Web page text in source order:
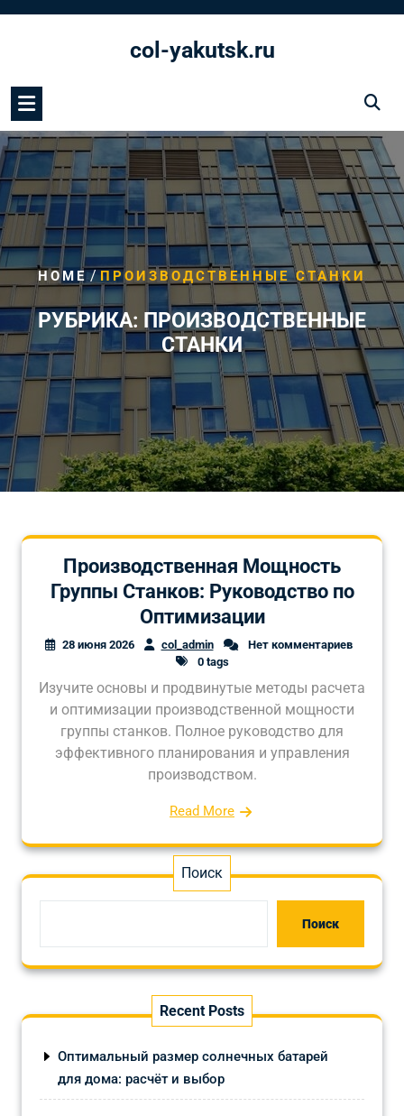
col-yakutsk.ru
HOME/ПРОИЗВОДСТВЕННЫЕ СТАНКИ
РУБРИКА: ПРОИЗВОДСТВЕННЫЕ
СТАНКИ
Производственная Мощность
Группы Станков: Руководство по
Оптимизации
28 июня 2026 col_admin
Нет комментариев
0 tags
Изучите основы и продвинутые методы расчета
и оптимизации производственной мощности
группы станков. Полное руководство для
эффективного планирования и управления
производством.
Read More
Поиск
Поиск
Recent Posts
Оптимальный размер солнечных батарей
для дома: расчёт и выбор